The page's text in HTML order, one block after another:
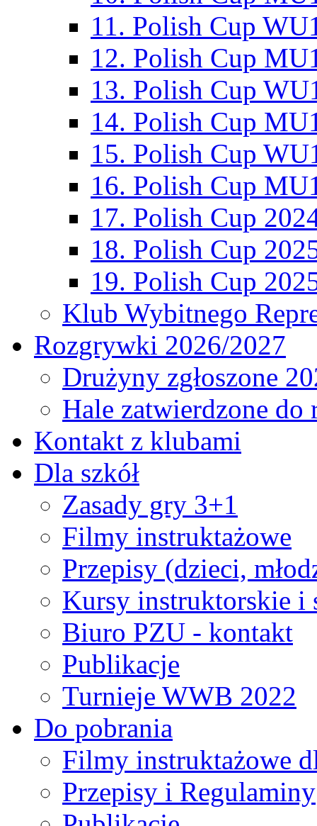
11. Polish Cup
12. Polish Cup
13. Polish Cup
14. Polish Cup
15. Polish Cup
16. Polish Cup
17. Polish Cup
18. Polish Cup
19. Polish Cup
Klub Wybitnego
Rozgrywki 2026/2027
Drużyny zgłoszone
Hale zatwierdzone
Kontakt z klubami
Dla szkół
Zasady gry 3+1
Filmy instruktażowe
Przepisy (dzieci,
Kursy instruktorskie i
Biuro PZU - kontakt
Publikacje
Turnieje WWB 2022
Do pobrania
Filmy instruktażowe
Przepisy i Regulaminy